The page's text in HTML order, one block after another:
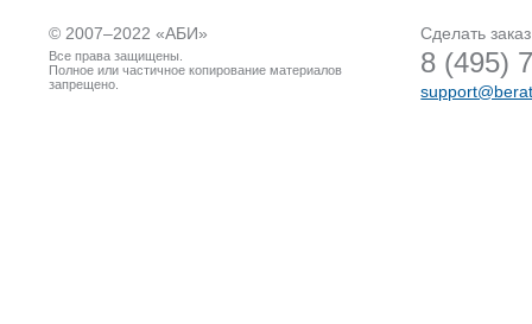
© 2007–2022 «АБИ»
Все права защищены.
Полное или частичное копирование материалов
запрещено.
Сделать
8 (495)